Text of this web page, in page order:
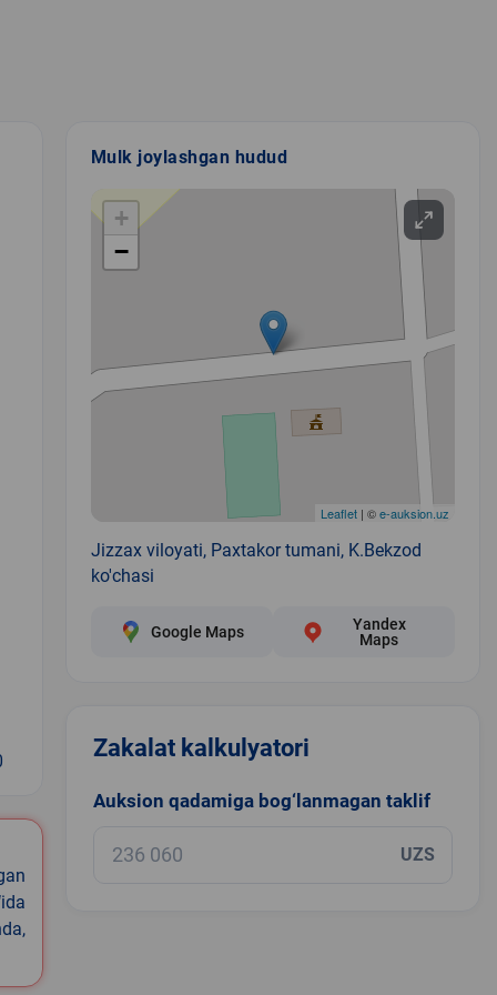
Mulk joylashgan hudud
+
−
Leaflet| ©e-auksion.uz
Jizzax viloyati, Paxtakor tumani, K.Bekzod
ko'chasi
Google Maps
Yandex
Maps
Zakalat kalkulyatori
Auksion qadamiga bog‘lanmagan taklif
UZS